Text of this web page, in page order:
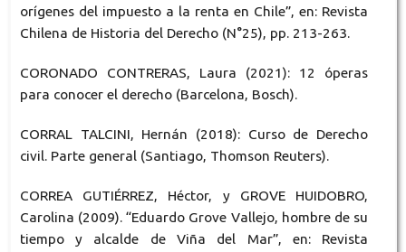
orígenes del impuesto a la renta en Chile”, en: Revista
Chilena de Historia del Derecho (N°25), pp. 213-263.
CORONADO CONTRERAS, Laura (2021): 12 óperas
para conocer el derecho (Barcelona, Bosch).
CORRAL TALCINI, Hernán (2018): Curso de Derecho
civil. Parte general (Santiago, Thomson Reuters).
CORREA GUTIÉRREZ, Héctor, y GROVE HUIDOBRO,
Carolina (2009). “Eduardo Grove Vallejo, hombre de su
tiempo y alcalde de Viña del Mar”, en: Revista